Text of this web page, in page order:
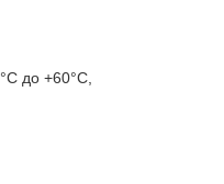
до +60°C,